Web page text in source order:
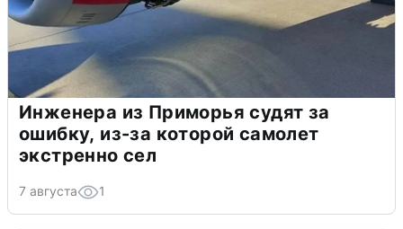
Инженера из Приморья судят за
ошибку, из-за которой самолет
экстренно сел
7 августа 1